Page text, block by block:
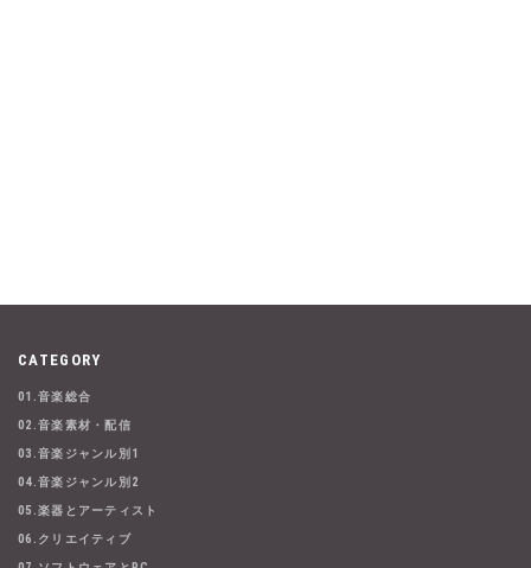
CATEGORY
01.音楽総合
02.音楽素材・配信
03.音楽ジャンル別1
04.音楽ジャンル別2
05.楽器とアーティスト
06.クリエイティブ